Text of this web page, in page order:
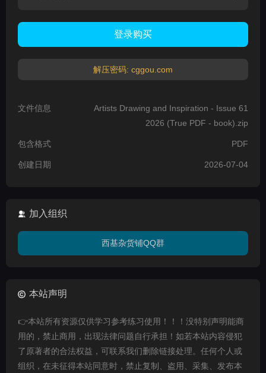
登录购买
解压密码: cggou.com
文件信息
Artists Drawing and Inspiration - Issue 61
2026 (True PDF - book).zip
包含格式 PDF
创建日期 2026-07-04
加入组织
西基杂货铺QQ群
本站声明
👉本站所有资源仅供学习参考练习使用！！！没特别声明能商
用的，禁止商用，出现法律问题自行承担！如若本站内容侵犯
了原著者的合法权益，可联系我们删除链接处理。任何个人或
组织，在未征得本站同意时，禁止复制、盗用、采集、发布本